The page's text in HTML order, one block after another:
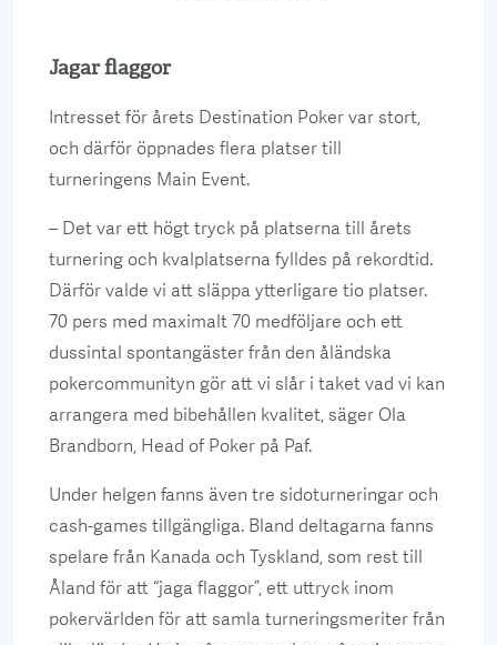
Jagar flaggor
Intresset för årets Destination Poker var stort,
och därför öppnades flera platser till
turneringens Main Event.
– Det var ett högt tryck på platserna till årets
turnering och kvalplatserna fylldes på rekordtid.
Därför valde vi att släppa ytterligare tio platser.
70 pers med maximalt 70 medföljare och ett
dussintal spontangäster från den åländska
pokercommunityn gör att vi slår i taket vad vi kan
arrangera med bibehållen kvalitet, säger Ola
Brandborn, Head of Poker på Paf.
Under helgen fanns även tre sidoturneringar och
cash-games tillgängliga. Bland deltagarna fanns
spelare från Kanada och Tyskland, som rest till
Åland för att “jaga flaggor”, ett uttryck inom
pokervärlden för att samla turneringsmeriter från